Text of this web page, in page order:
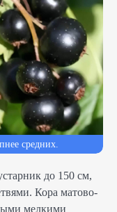
средних.
до 150 см,
Кора матово-
мелкими